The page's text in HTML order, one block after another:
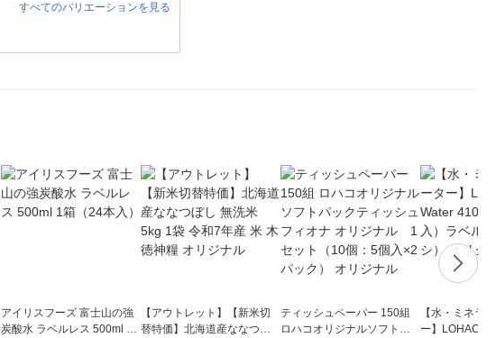
すべてのバリエーションを見る
アイリスフーズ 富士山の強
炭酸水 ラベルレス 500ml 1
【アウトレット】【新米切
替特価】北海道産ななつぼ
ティッシュペーパー 150組
ロハコオリジナルソフトパ
【水・ミネラ
ー】LOHACO